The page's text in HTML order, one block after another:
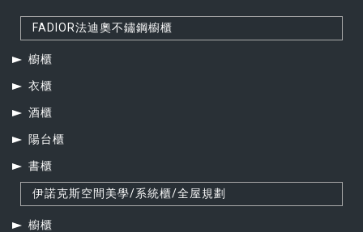
FADIOR法迪奧不鏽鋼櫥櫃
櫥櫃
衣櫃
酒櫃
陽台櫃
書櫃
伊諾克斯空間美學/系統櫃/全屋規劃
櫥櫃